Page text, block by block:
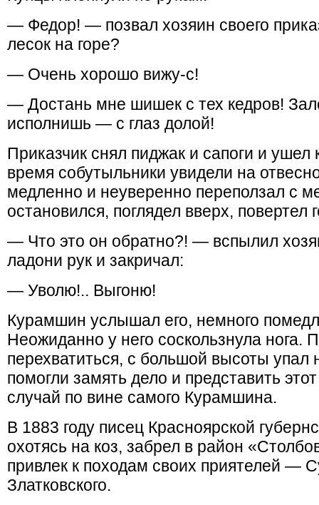
— Федор! — позвал хозяин своего
лесок на горе?
— Очень хорошо вижу-с!
— Достань мне шишек с тех кедров!
исполнишь — с глаз долой!
Приказчик снял пиджак и сапоги и ушел
время собутыльники увидели на
медленно и неуверенно переползал с
остановился, поглядел вверх, повертел
— Что это он обратно?! — вспылил
ладони рук и закричал:
— Уволю!.. Выгоню!
Курамшин услышал его, немного
Неожиданно у него соскользнула нога.
перехватиться, с большой высоты упал
помогли замять дело и представить
случай по вине самого Курамшина.
В 1883 году писец Красноярской
охотясь на коз, забрел в район
привлек к походам своих приятелей —
Златковского.